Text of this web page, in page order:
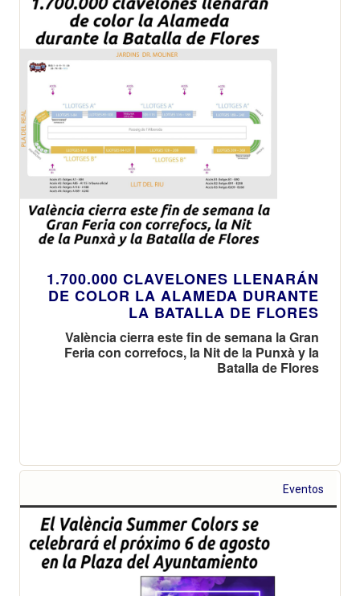
1.700.000 CLAVELONES LLENARÁN
DE COLOR LA ALAMEDA DURANTE
LA BATALLA DE FLORES
València cierra este fin de semana la Gran
Feria con correfocs, la Nit de la Punxà y la
Batalla de Flores
Eventos